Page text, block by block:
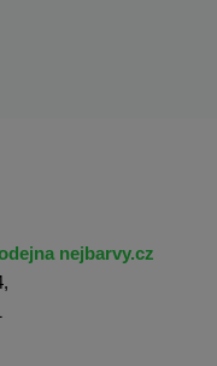
nejbarvy.cz